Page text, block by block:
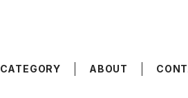
CATEGORY ABOUT